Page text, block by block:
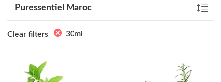
Puressentiel Maroc
Clear filters 30ml